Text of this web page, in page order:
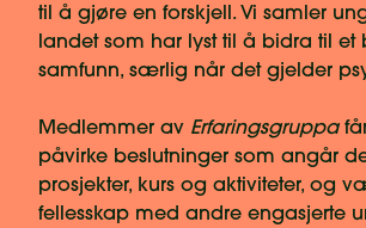
til å gjøre en forskjell. Vi samler
landet som har lyst til å bidra til et
samfunn, særlig når det gjelder
Medlemmer av Erfaringsgruppa
påvirke beslutninger som angår
prosjekter, kurs og aktiviteter, og
fellesskap med andre engasjerte